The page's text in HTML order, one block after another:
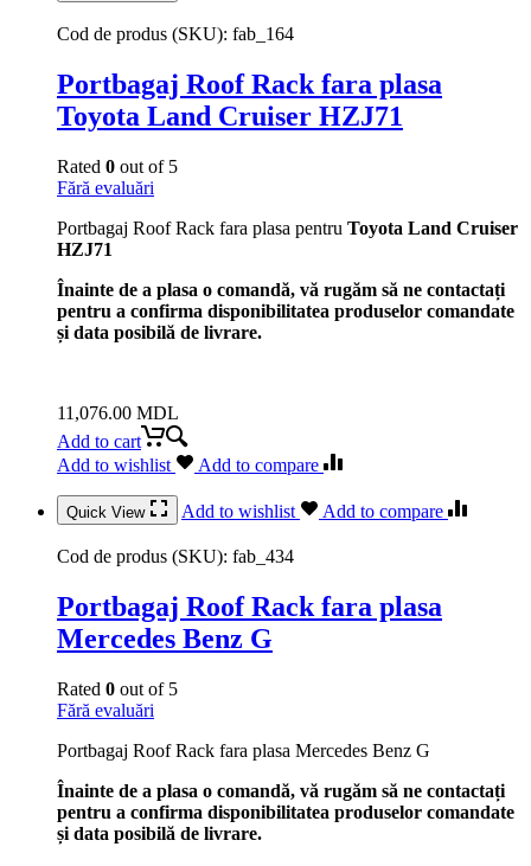
Cod de produs (SKU): fab_164
Portbagaj Roof Rack fara plasa
Toyota Land Cruiser HZJ71
Rated 0 out of 5
Fără evaluări
Portbagaj Roof Rack fara plasa pentru Toyota Land Cruiser
HZJ71
Înainte de a plasa o comandă, vă rugăm să ne contactați
pentru a confirma disponibilitatea produselor comandate
și data posibilă de livrare.
11,076.00 MDL
Add to cart
Add to wishlist
Add to compare
Quick View Add to wishlist Add to compare
Cod de produs (SKU): fab_434
Portbagaj Roof Rack fara plasa
Mercedes Benz G
Rated 0 out of 5
Fără evaluări
Portbagaj Roof Rack fara plasa Mercedes Benz G
Înainte de a plasa o comandă, vă rugăm să ne contactați
pentru a confirma disponibilitatea produselor comandate
și data posibilă de livrare.